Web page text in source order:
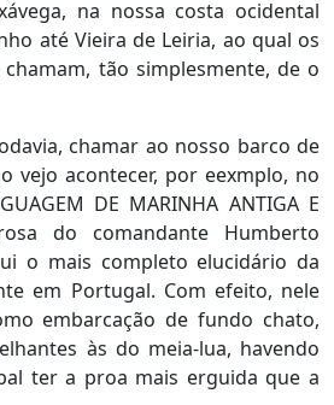
na nossa costa ocidental
até Vieira de Leiria, ao qual os
tão simplesmente, de o
chamar ao nosso barco de
vejo acontecer, por eexmplo, no
DE MARINHA ANTIGA E
do comandante Humberto
o mais completo elucidário da
em Portugal. Com efeito, nele
embarcação de fundo chato,
às do meia-lua, havendo
ter a proa mais erguida que a